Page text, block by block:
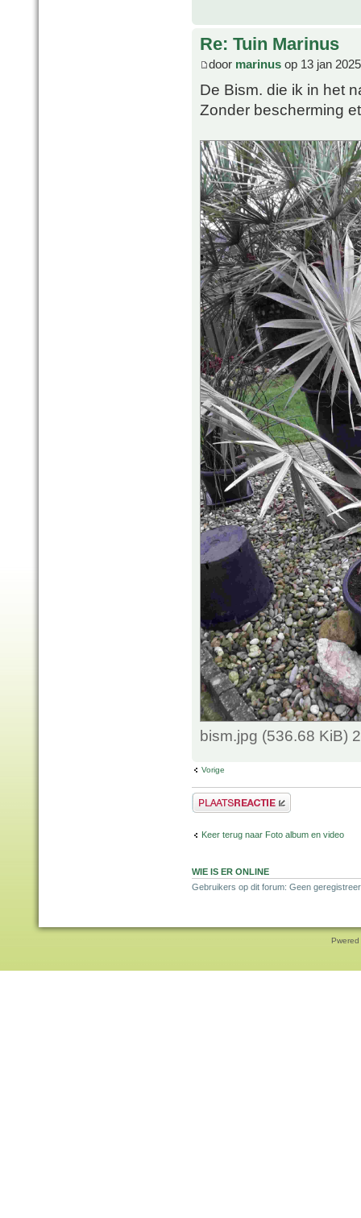
Re: Tuin Marinus
door marinus op 13 jan
De Bism. die ik in het
Zonder bescherming
bism.jpg (536.68 KiB)
Vorige
Plaats een reactie
Keer terug naar Foto album en video
WIE IS ER ONLINE
Gebruikers op dit forum: Geen